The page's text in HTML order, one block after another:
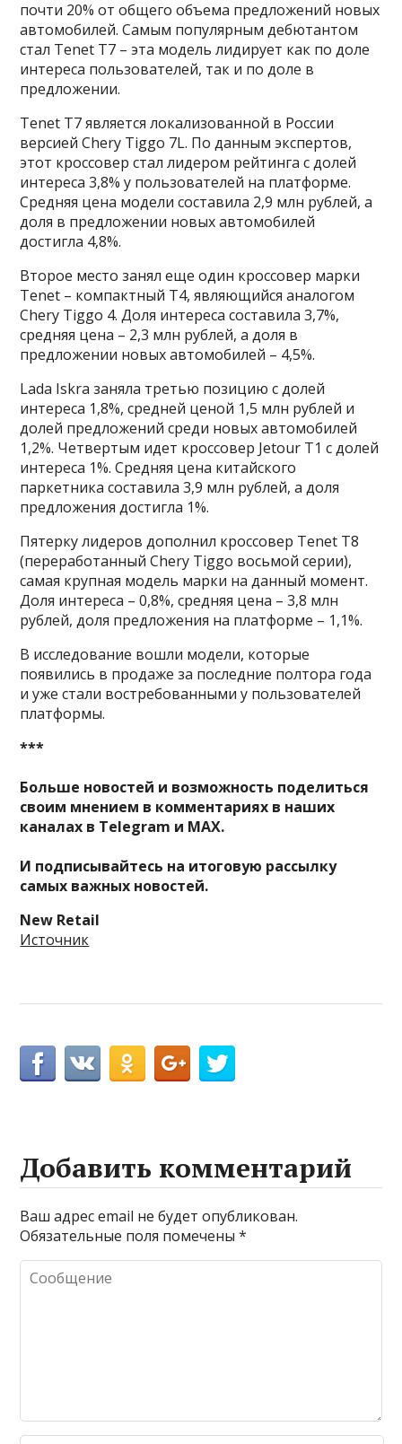
почти 20% от общего объема предложений новых
автомобилей. Самым популярным дебютантом
стал Tenet T7 – эта модель лидирует как по доле
интереса пользователей, так и по доле в
предложении.
Tenet T7 является локализованной в России
версией Chery Tiggo 7L. По данным экспертов,
этот кроссовер стал лидером рейтинга с долей
интереса 3,8% у пользователей на платформе.
Средняя цена модели составила 2,9 млн рублей, а
доля в предложении новых автомобилей
достигла 4,8%.
Второе место занял еще один кроссовер марки
Tenet – компактный T4, являющийся аналогом
Chery Tiggo 4. Доля интереса составила 3,7%,
средняя цена – 2,3 млн рублей, а доля в
предложении новых автомобилей – 4,5%.
Lada Iskra заняла третью позицию с долей
интереса 1,8%, средней ценой 1,5 млн рублей и
долей предложений среди новых автомобилей
1,2%. Четвертым идет кроссовер Jetour T1 с долей
интереса 1%. Средняя цена китайского
паркетника составила 3,9 млн рублей, а доля
предложения достигла 1%.
Пятерку лидеров дополнил кроссовер Tenet T8
(переработанный Chery Tiggo восьмой серии),
самая крупная модель марки на данный момент.
Доля интереса – 0,8%, средняя цена – 3,8 млн
рублей, доля предложения на платформе – 1,1%.
В исследование вошли модели, которые
появились в продаже за последние полтора года
и уже стали востребованными у пользователей
платформы.
***
Больше новостей и возможность поделиться
своим мнением в комментариях в наших
каналах в Telegram и MAX.
И подписывайтесь на итоговую рассылку
самых важных новостей.
New Retail
Источник
Добавить комментарий
Ваш адрес email не будет опубликован.
Обязательные поля помечены*